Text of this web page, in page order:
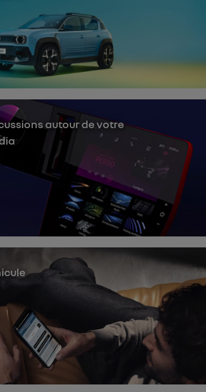
autour de votre